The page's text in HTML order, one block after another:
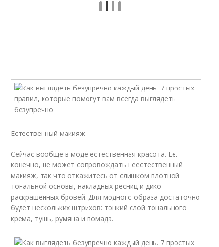
Естественный макияж
Сейчас вообще в моде естественная красота. Ее,
конечно, не может сопровождать неестественный
макияж, так что откажитесь от слишком плотной
тональной основы, накладных ресниц и дико
раскрашенных бровей. Для модного образа достаточно
будет нескольких штрихов: тонкий слой тонального
крема, тушь, румяна и помада.